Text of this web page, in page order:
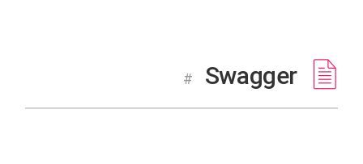
Swagger
#